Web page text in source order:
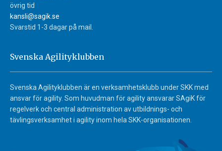
övrig tid
kansli@sagik.se
Svarstid 1-3 dagar på mail.
Svenska Agilityklubben
Svenska Agilityklubben är en verksamhetsklubb under SKK med
ansvar för agility. Som huvudman för agility ansvarar SAgiK för
regelverk och central administration av utbildnings- och
tävlingsverksamhet i agility inom hela SKK-organisationen.